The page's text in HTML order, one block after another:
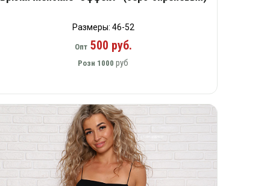
Размеры: 46-52
Опт500 руб.
Розн 1000 руб